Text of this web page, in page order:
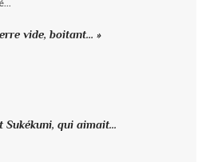
vide, boitant… »
Sukékuni, qui aimait...